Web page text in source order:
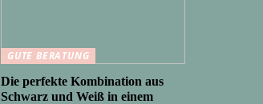
GUTE BERATUNG
Die perfekte Kombination aus
Schwarz und Weiß in einem